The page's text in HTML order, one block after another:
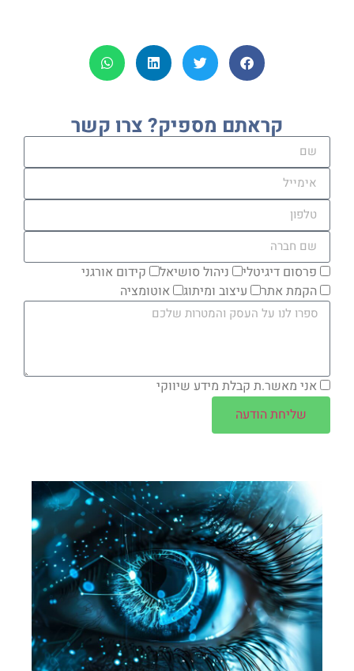
קראתם מספיק? צרו קשר
פרסום דיגיטלי ניהול סושיאל
קידום אורגני
הקמת אתר
עיצוב ומיתוג אוטומציה
אני מאשר.ת קבלת מידע שיווקי
שליחת הודעה